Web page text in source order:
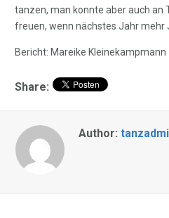
tanzen, man konnte aber auch an
freuen, wenn nächstes Jahr mehr
Bericht: Mareike Kleinekampmann
Share:
Author: